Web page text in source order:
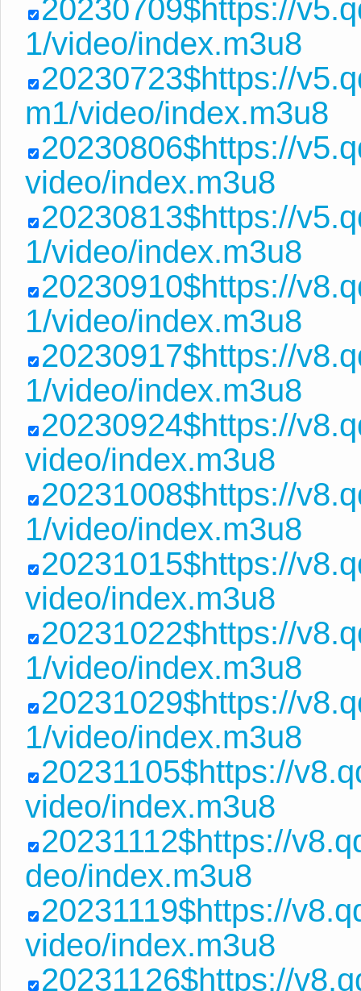
20230709$https://
1/video/index.m3u8
20230723$https://
m1/video/index.m3u8
20230806$https://
video/index.m3u8
20230813$https://
1/video/index.m3u8
20230910$https://
1/video/index.m3u8
20230917$https://
1/video/index.m3u8
20230924$https://
video/index.m3u8
20231008$https://
1/video/index.m3u8
20231015$https://
video/index.m3u8
20231022$https://
1/video/index.m3u8
20231029$https://
1/video/index.m3u8
20231105$https://
video/index.m3u8
20231112$https://
deo/index.m3u8
20231119$https://
video/index.m3u8
20231126$https://